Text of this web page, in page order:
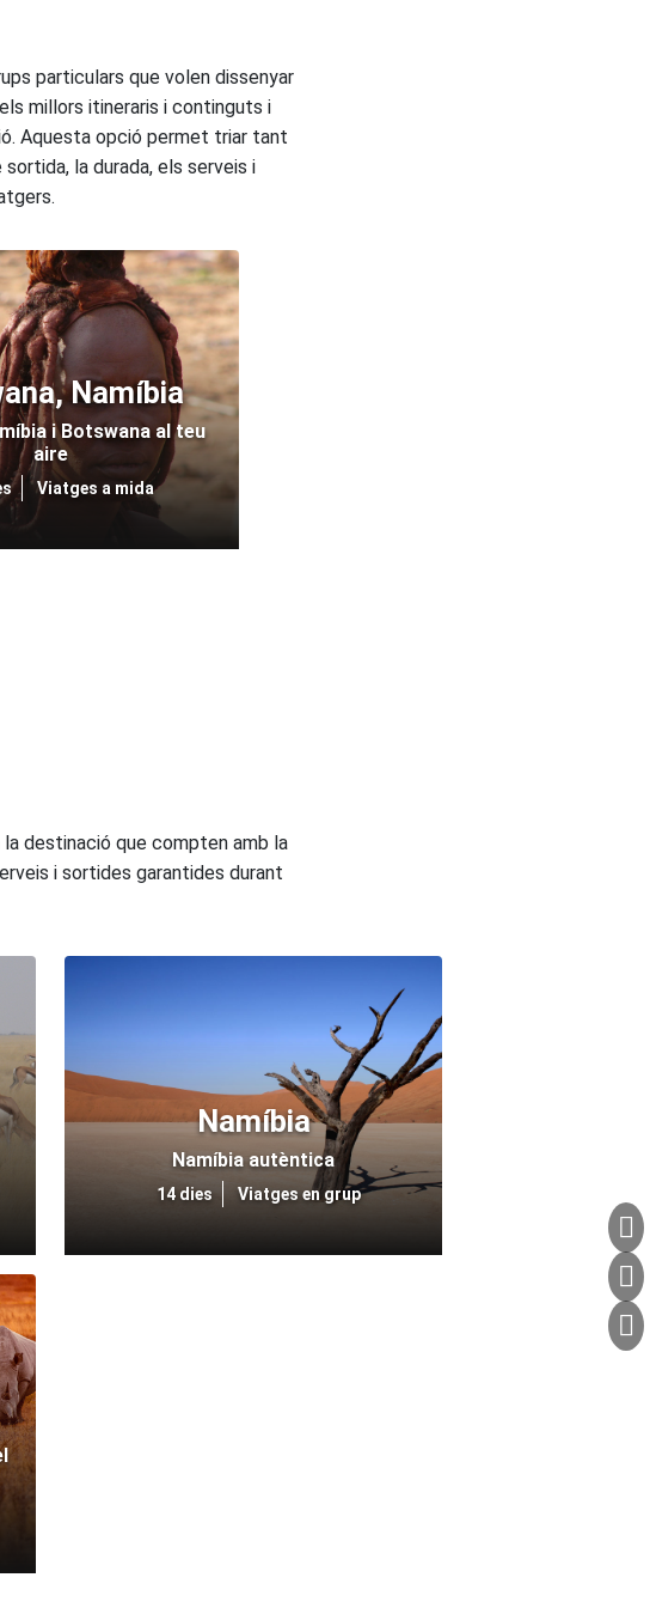
particulars que volen dissenyar
millors itineraris i continguts i
Aquesta opció permet triar tant
la durada, els serveis i
Namíbia
i Botswana al teu
aire
Viatges a mida
destinació que compten amb la
i sortides garantides durant
Namíbia
Namíbia autèntica
14 dies Viatges en grup